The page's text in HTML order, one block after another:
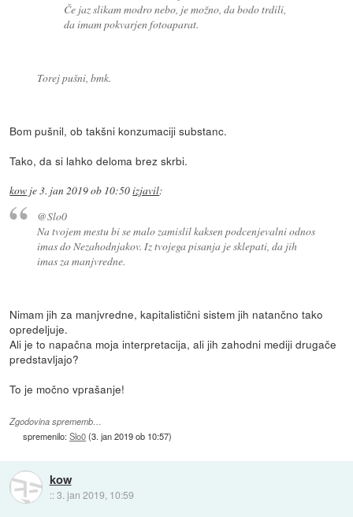
Če jaz slikam modro nebo, je možno, da bodo trdili,
da imam pokvarjen fotoaparat.
Torej pušni, bmk.
Bom pušnil, ob takšni konzumaciji substanc.
Tako, da si lahko deloma brez skrbi.
kow je3. jan 2019 ob 10:50izjavil:
@Slo0
Na tvojem mestu bi se malo zamislil kaksen podcenjevalni odnos
imas do Nezahodnjakov. Iz tvojega pisanja je sklepati, da jih
imas za manjvredne.
Nimam jih za manjvredne, kapitalistični sistem jih natančno tako
opredeljuje.
Ali je to napačna moja interpretacija, ali jih zahodni mediji drugače
predstavljajo?
To je močno vprašanje!
Zgodovina sprememb…
spremenilo:Slo0(3. jan 2019 ob 10:57)
kow
::3. jan 2019, 10:59